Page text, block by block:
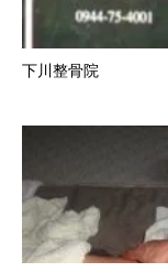
下川整骨院